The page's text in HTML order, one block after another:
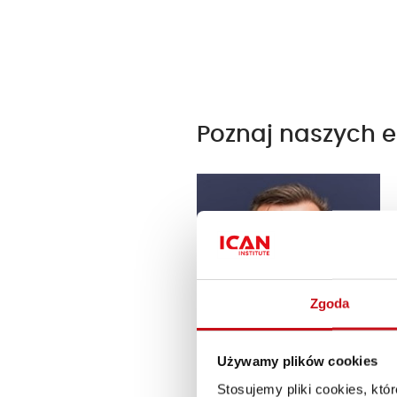
Zgoda
Używamy plików cookies
Stosujemy pliki cookies,
Poznaj naszych